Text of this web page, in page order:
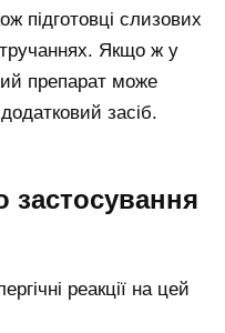
підготовці слизових
Якщо ж у
препарат може
засіб.
застосування
реакції на цей